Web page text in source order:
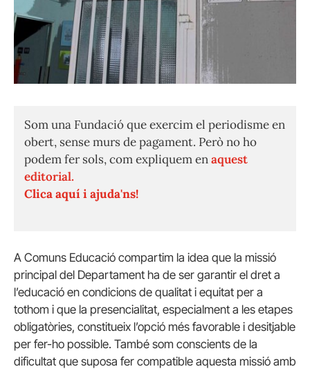
Som una Fundació que exercim el periodisme en
obert, sense murs de pagament. Però no ho
podem fer sols, com expliquem enaquest
editorial.
Clica aquí i ajuda'ns!
A Comuns Educació compartim la idea que la missió
principal del Departament ha de ser garantir el dret a
l’educació en condicions de qualitat i equitat per a
tothom i que la presencialitat, especialment a les etapes
obligatòries, constitueix l’opció més favorable i desitjable
per fer-ho possible. També som conscients de la
dificultat que suposa fer compatible aquesta missió amb